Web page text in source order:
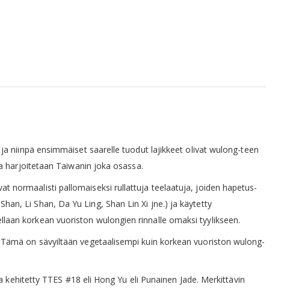
niinpä ensimmäiset saarelle tuodut lajikkeet olivat wulong-teen
Taiwanin joka osassa.
normaalisti pallomaiseksi rullattuja teelaatuja, joiden hapetus-
Li Shan, Da Yu Ling, Shan Lin Xi jne.) ja käytetty
korkean vuoriston wulongien rinnalle omaksi tyylikseen.
on sävyiltään vegetaalisempi kuin korkean vuoriston wulong-
TTES #18 eli Hong Yu eli Punainen Jade. Merkittävin